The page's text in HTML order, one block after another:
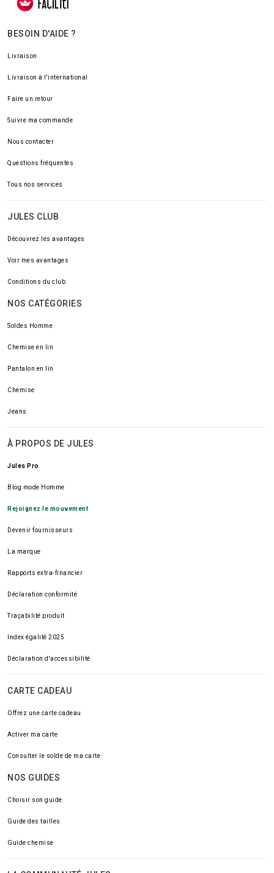
BESOIN D'AIDE ?
Livraison
Livraison à l'international
Faire un retour
Suivre ma commande
Nous contacter
Questions fréquentes
Tous nos services
JULES CLUB
Découvrez les avantages
Voir mes avantages
Conditions du club
NOS CATÉGORIES
Soldes Homme
Chemise en lin
Pantalon en lin
Chemise
Jeans
À PROPOS DE JULES
Jules Pro
Blog mode Homme
Rejoignez le mouvement
Devenir fournisseurs
La marque
Rapports extra-financier
Déclaration conformité
Traçabilité produit
Index égalité 2025
Déclaration d'accessibilité
CARTE CADEAU
Offrez une carte cadeau
Activer ma carte
Consulter le solde de ma carte
NOS GUIDES
Choisir son guide
Guide des tailles
Guide chemise